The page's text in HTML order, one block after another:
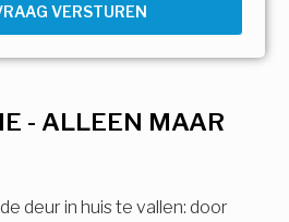
- ALLEEN MAAR
deur in huis te vallen: door
VERSTUREN